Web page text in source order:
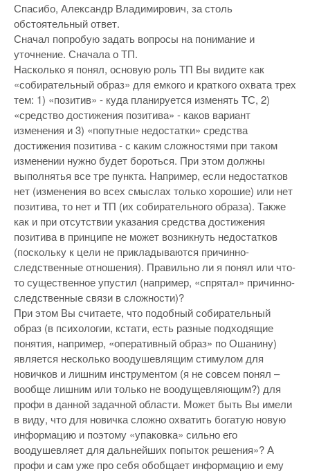
Спасибо, Александр Владимирович, за столь
обстоятельный ответ.
Сначал попробую задать вопросы на понимание и
уточнение. Сначала о ТП.
Насколько я понял, основую роль ТП Вы видите как
«собирательный образ» для емкого и краткого охвата трех
тем: 1) «позитив» - куда планируется изменять ТС, 2)
«средство достижения позитива» - каков вариант
изменения и 3) «попутные недостатки» средства
достижения позитива - с каким сложностями при таком
изменении нужно будет бороться. При этом должны
выполнятья все тре пункта. Например, если недостатков
нет (изменения во всех смыслах только хорошие) или нет
позитива, то нет и ТП (их собирательного образа). Также
как и при отсутствии указания средства достижения
позитива в принципе не может возникнуть недостатков
(поскольку к цели не прикладываются причинно-
следственные отношения). Правильно ли я понял или что-
то существенное упустил (например, «спрятал» причинно-
следственные связи в сложности)?
При этом Вы считаете, что подобный собирательный
образ (в психологии, кстати, есть разные подходящие
понятия, например, «оперативный образ» по Ошанину)
является несколько воодушевлящим стимулом для
новичков и лишним инструментом (я не совсем понял –
вообще лишним или только не воодущевляющим?) для
профи в данной задачной области. Может быть Вы имели
в виду, что для новичка сложно охватить богатую новую
информацию и поэтому «упаковка» сильно его
воодушевляет для дальнейших попыток решения»? А
профи и сам уже про себя обобщает информацию и ему